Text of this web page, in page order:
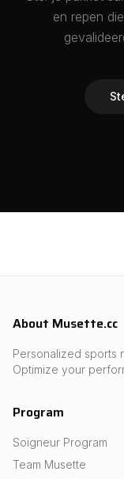
en repen
About Musette.cc
Personalized sports
Optimize your
Program
Soigneur Program
Team Musette